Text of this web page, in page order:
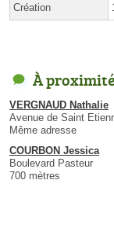
Création
À proximité
VERGNAUD Nathalie
Avenue de Saint
Même adresse
COURBON Jessica
Boulevard Pasteur
700 mètres